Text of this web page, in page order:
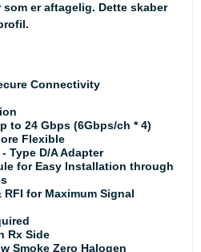
er aftagelig. Dette skaber
Connectivity
to 24 Gbps (6Gbps/ch * 4)
Flexible
Type D/A Adapter
for Easy Installation through
RFI for Maximum Signal
Rx Side
Smoke Zero Halogen